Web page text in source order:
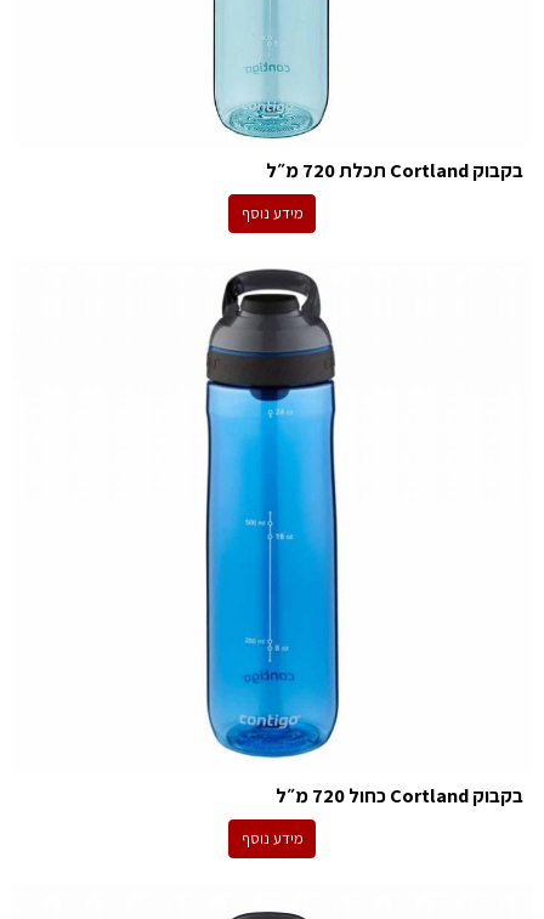
בקבוק Cortland תכלת 720 מ״ל
מידע נוסף
בקבוק Cortland כחול 720 מ״ל
מידע נוסף